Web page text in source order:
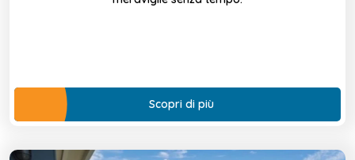
Scopri di più